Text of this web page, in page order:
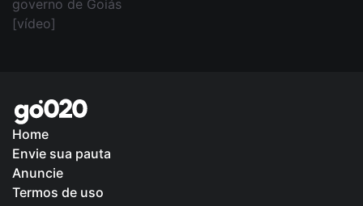
Home
Envie sua pauta
Anuncie
Termos de uso